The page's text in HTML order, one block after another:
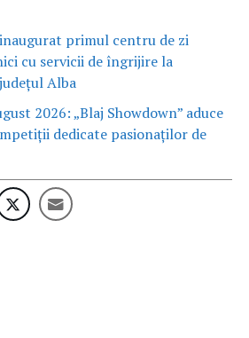
primul centru de zi
cu servicii de îngrijire la
Alba
2026: „Blaj Showdown” aduce
dedicate pasionaților de